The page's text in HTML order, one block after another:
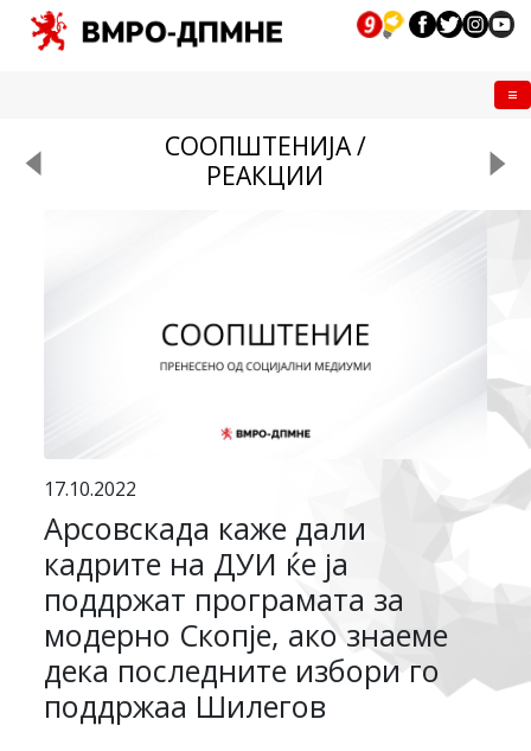
СООПШТЕНИЈА /
РЕАКЦИИ
17.10.2022
Арсовскада каже дали
кадрите на ДУИ ќе ја
поддржат програмата за
модерно Скопје, ако знаеме
дека последните избори го
поддржаа Шилегов